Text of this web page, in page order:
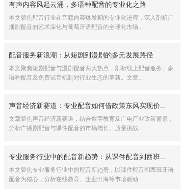
有声内容风起云涌，多语种配音的专业化之路
本文聚焦配音行业在音频内容爆发期的专业化进程，深入剖析广
播剧配音的艺术深化与葡萄牙语配音的全球化市场...
配音服务新浪潮：从短剧到漫剧的多元发展路径
本文聚焦短剧配音与漫剧配音两大热点，剖析线上配音服务、多
语种配音及免费试音机制对行业生态的革新。文章...
声音经济新赛道：专业配音如何借政策东风实现价...
文章聚焦声音经济新赛道，结合数字教育及广电产业政策背景，
分析广播剧配音与课件配音的市场增长、质量挑战...
专业服务行业中的配音新趋势：从课件配音到西班...
本文聚焦专业服务行业中的配音新趋势，以课件配音和西班牙语
配音为核心，分析在线教育、企业出海等市场驱动...